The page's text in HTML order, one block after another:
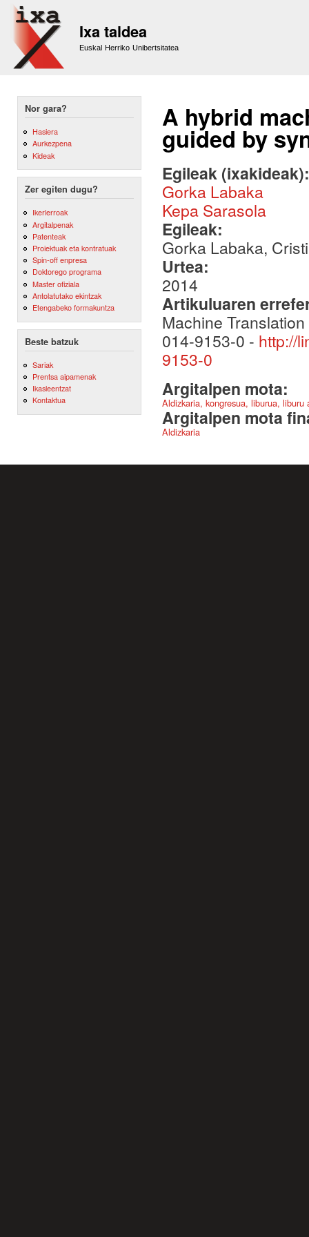
Ixa taldea
Euskal Herriko Unibertsitatea
Nor gara?
Hasiera
Aurkezpena
Kideak
Zer egiten dugu?
Ikerlerroak
Argitalpenak
Patenteak
Proiektuak eta kontratuak
Spin-off enpresa
Doktorego programa
Master ofiziala
Antolatutako ekintzak
Etengabeko formakuntza
Beste batzuk
Sariak
Prentsa aipamenak
Ikasleentzat
Kontaktua
A hybrid
guided by
Egileak
Gorka Labaka
Kepa Sarasola
Egileak:
Gorka Labaka,
Urtea:
2014
Artikuluaren
Machine
014-9153-0 - http://
9153-0
Argitalpen mota:
Aldizkaria, kongresua, liburua,
Argitalpen mota
Aldizkaria